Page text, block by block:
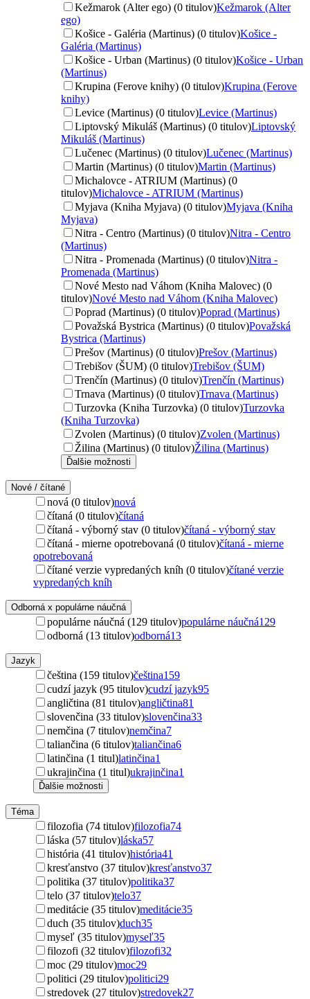
Kežmarok (Alter ego) (0 titulov)Kežmarok (Alter
ego)
Košice - Galéria (Martinus) (0 titulov)Košice -
Galéria (Martinus)
Košice - Urban (Martinus) (0 titulov)Košice - Urban
(Martinus)
Krupina (Ferove knihy) (0 titulov)Krupina (Ferove
knihy)
Levice (Martinus) (0 titulov)Levice (Martinus)
Liptovský Mikuláš (Martinus) (0 titulov)Liptovský
Mikuláš (Martinus)
Lučenec (Martinus) (0 titulov)Lučenec (Martinus)
Martin (Martinus) (0 titulov)Martin (Martinus)
Michalovce - ATRIUM (Martinus) (0
titulov)Michalovce - ATRIUM (Martinus)
Myjava (Kniha Myjava) (0 titulov)Myjava (Kniha
Myjava)
Nitra - Centro (Martinus) (0 titulov)Nitra - Centro
(Martinus)
Nitra - Promenada (Martinus) (0 titulov)Nitra -
Promenada (Martinus)
Nové Mesto nad Váhom (Kniha Malovec) (0
titulov)Nové Mesto nad Váhom (Kniha Malovec)
Poprad (Martinus) (0 titulov)Poprad (Martinus)
Považská Bystrica (Martinus) (0 titulov)Považská
Bystrica (Martinus)
Prešov (Martinus) (0 titulov)Prešov (Martinus)
Trebišov (ŠUM) (0 titulov)Trebišov (ŠUM)
Trenčín (Martinus) (0 titulov)Trenčín (Martinus)
Trnava (Martinus) (0 titulov)Trnava (Martinus)
Turzovka (Kniha Turzovka) (0 titulov)Turzovka
(Kniha Turzovka)
Zvolen (Martinus) (0 titulov)Zvolen (Martinus)
Žilina (Martinus) (0 titulov)Žilina (Martinus)
Ďalšie možnosti
Nové / čítané
nová (0 titulov)nová
čítaná (0 titulov)čítaná
čítaná - výborný stav (0 titulov)čítaná - výborný stav
čítaná - mierne opotrebovaná (0 titulov)čítaná - mierne
opotrebovaná
čítané verzie vypredaných kníh (0 titulov)čítané verzie
vypredaných kníh
Odborná x populárne náučná
populárne náučná (129 titulov)populárne náučná129
odborná (13 titulov)odborná13
Jazyk
čeština (159 titulov)čeština159
cudzí jazyk (95 titulov)cudzí jazyk95
angličtina (81 titulov)angličtina81
slovenčina (33 titulov)slovenčina33
nemčina (7 titulov)nemčina7
taliančina (6 titulov)taliančina6
latinčina (1 titul)latinčina1
ukrajinčina (1 titul)ukrajinčina1
Ďalšie možnosti
Téma
filozofia (74 titulov)filozofia74
láska (57 titulov)láska57
história (41 titulov)história41
kresťanstvo (37 titulov)kresťanstvo37
politika (37 titulov)politika37
telo (37 titulov)telo37
meditácie (35 titulov)meditácie35
duch (35 titulov)duch35
myseľ (35 titulov)myseľ35
filozofi (32 titulov)filozofi32
moc (29 titulov)moc29
politici (29 titulov)politici29
stredovek (27 titulov)stredovek27